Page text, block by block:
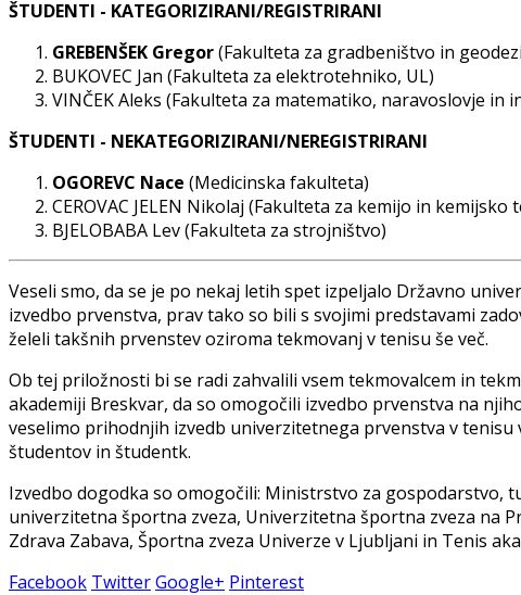
ŠTUDENTI - KATEGORIZIRANI/REGISTRIRANI
GREBENŠEK Gregor(Fakulteta za gradbeništvo in
BUKOVEC Jan (Fakulteta za elektrotehniko, UL)
VINČEK Aleks (Fakulteta za matematiko, naravoslovje in
ŠTUDENTI - NEKATEGORIZIRANI/NEREGISTRIRANI
OGOREVC Nace (Medicinska fakulteta)
CEROVAC JELEN Nikolaj (Fakulteta za kemijo in kemijsko
BJELOBABA Lev (Fakulteta za strojništvo)
Veseli smo, da se je po nekaj letih spet izpeljalo Državno
izvedbo prvenstva, prav tako so bili s svojimi predstavami
želeli takšnih prvenstev oziroma tekmovanj v tenisu še več.
Ob tej priložnosti bi se radi zahvalili vsem tekmovalcem in
akademiji Breskvar, da so omogočili izvedbo prvenstva na
veselimo prihodnjih izvedb univerzitetnega prvenstva v tenisu
študentov in študentk.
Izvedbo dogodka so omogočili: Ministrstvo za gospodarstvo,
univerzitetna športna zveza, Univerzitetna športna zveza na
Zdrava Zabava, Športna zveza Univerze v Ljubljani in Tenis
Facebook TwitterGoogle+ Pinterest